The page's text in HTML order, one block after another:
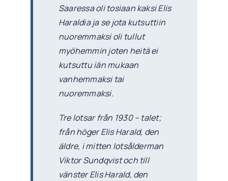
Saaressa oli tosiaan kaksi Elis
Haraldia ja se jota kutsuttiin
nuoremmaksi oli tullut
myöhemmin joten heitä ei
kutsuttu iän mukaan
vanhemmaksi tai
nuoremmaksi.
Tre lotsar från 1930 – talet;
från höger Elis Harald, den
äldre, i mitten lotsålderman
Viktor Sundqvist och till
vänster Elis Harald, den